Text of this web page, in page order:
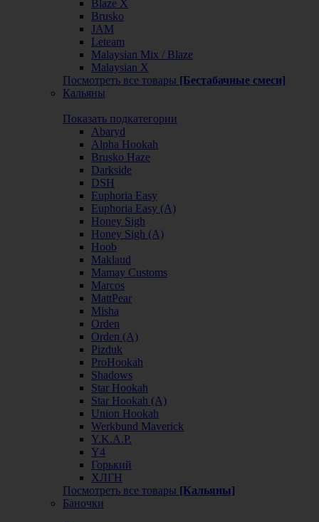
Blaze X
Brusko
JAM
Leteam
Malaysian Mix / Blaze
Malaysian X
Посмотреть все товары [Бестабачные смеси]
Кальяны
Показать подкатегории
Abaryd
Alpha Hookah
Brusko Haze
Darkside
DSH
Euphoria Easy
Euphoria Easy (А)
Honey Sigh
Honey Sigh (А)
Hoob
Maklaud
Mamay Customs
Marcos
MattPear
Misha
Orden
Orden (А)
Pizduk
ProHookah
Shadows
Star Hookah
Star Hookah (А)
Union Hookah
Werkbund Maverick
Y.K.A.P.
Y4
Горький
ХЛГН
Посмотреть все товары [Кальяны]
Баночки